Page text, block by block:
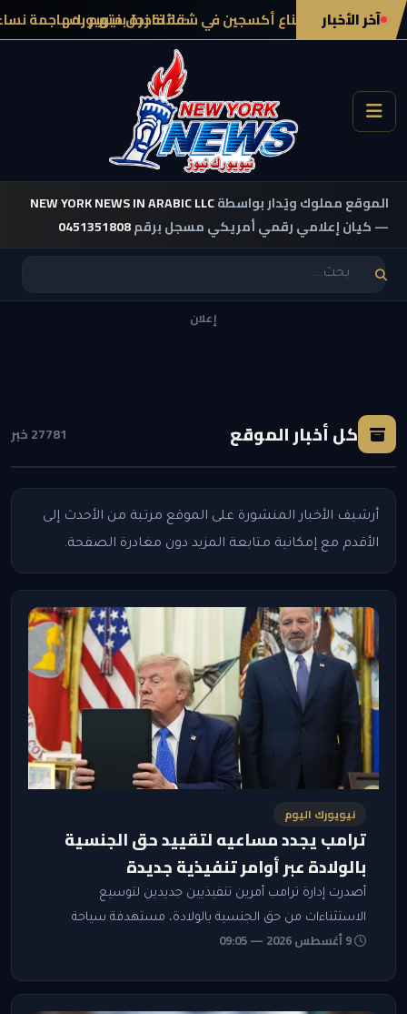
آخر الأخبار عائلة رجل متهم بمهاجمة
إثر خلاف على قناع أكسجين في شقة فاخرة بنيويورك
الموقع مملوك ويُدار بواسطةNEW YORK NEWS IN ARABIC LLC
— كيان إعلامي رقمي أمريكي مسجل برقم0451351808
كل أخبار الموقع 27781 خبر
أرشيف الأخبار المنشورة على الموقع مرتبة من الأحدث إلى
الأقدم مع إمكانية متابعة المزيد دون مغادرة الصفحة.
نيويورك اليوم
ترامب يجدد مساعيه لتقييد حق الجنسية
بالولادة عبر أوامر تنفيذية جديدة
أصدرت إدارة ترامب أمرين تنفيذيين جديدين لتوسيع
الاستثناءات من حق الجنسية بالولادة، مستهدفة سياحة
الولادة وأبناء فئات مرتبطة بحكومات ومنظمات أجنبية، وسط
9 أغسطس 2026 — 09:05